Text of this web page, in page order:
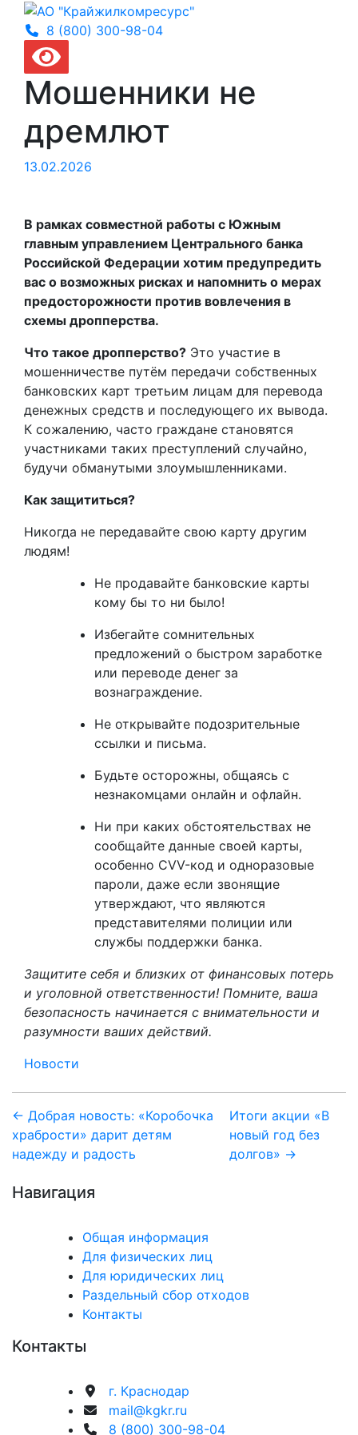
8 (800) 300-98-04
Мошенники не
дремлют
13.02.2026
В рамках совместной работы с Южным
главным управлением Центрального банка
Российской Федерации хотим предупредить
вас о возможных рисках и напомнить о мерах
предосторожности против вовлечения в
схемы дропперства.
Что такое дропперство? Это участие в
мошенничестве путём передачи собственных
банковских карт третьим лицам для перевода
денежных средств и последующего их вывода.
К сожалению, часто граждане становятся
участниками таких преступлений случайно,
будучи обманутыми злоумышленниками.
Как защититься?
Никогда не передавайте свою карту другим
людям!
Не продавайте банковские карты
кому бы то ни было!
Избегайте сомнительных
предложений о быстром заработке
или переводе денег за
вознаграждение.
Не открывайте подозрительные
ссылки и письма.
Будьте осторожны, общаясь с
незнакомцами онлайн и офлайн.
Ни при каких обстоятельствах не
сообщайте данные своей карты,
особенно CVV-код и одноразовые
пароли, даже если звонящие
утверждают, что являются
представителями полиции или
службы поддержки банка.
Защитите себя и близких от финансовых потерь
и уголовной ответственности! Помните, ваша
безопасность начинается с внимательности и
разумности ваших действий.
Новости
Навигация
по
записям
← Добрая новость: «Коробочка
храбрости» дарит детям
надежду и радость
Итоги акции «В
новый год без
долгов» →
Навигация
Общая информация
Для физических лиц
Для юридических лиц
Раздельный сбор отходов
Контакты
Контакты
г. Краснодар
mail@kgkr.ru
8 (800) 300-98-04